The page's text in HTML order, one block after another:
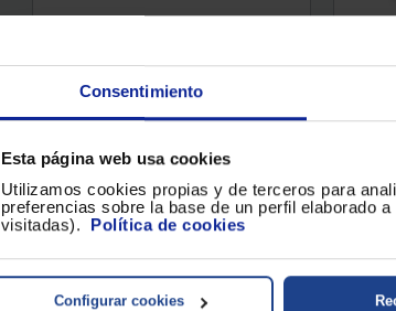
Consentimiento
Esta página web usa cookies
Utilizamos cookies propias y de terceros para
preferencias sobre la base de un perfil elaborado
visitadas). Política de cookies
Configurar cookies
Color : Plateado
Apto para lavavajillas
42,90 €
Conoce el plazo de envío en tu
localidad...
Comparar
Color :